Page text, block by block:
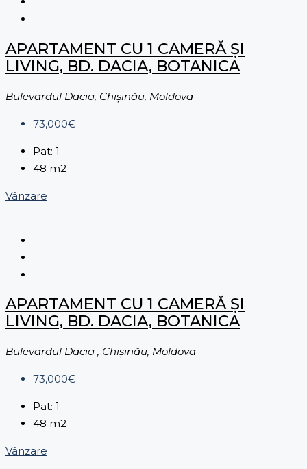
APARTAMENT CU 1 CAMERĂ ȘI
LIVING, BD. DACIA, BOTANICA
Bulevardul Dacia, Chișinău, Moldova
73,000€
Pat: 1
48 m2
Vânzare
APARTAMENT CU 1 CAMERĂ ȘI
LIVING, BD. DACIA, BOTANICA
Bulevardul Dacia , Chișinău, Moldova
73,000€
Pat: 1
48 m2
Vânzare